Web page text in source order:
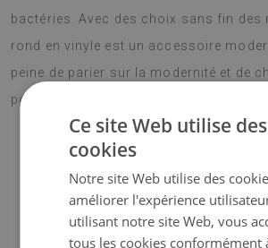
bactéries. Avec des choix sans fin des
rond en vinyle est un accessoire
peine de parier sur la modernité et de
pour votre intérieur. Concevez votre
♦ Matériau :vinyle renforcé par une
♦ Épaisseur :1,6 mm;
Ce site Web utilise des
cookies
Notre site Web utilise des
améliorer l'expérience
utilisant notre site Web, vous
tous les cookies conformément